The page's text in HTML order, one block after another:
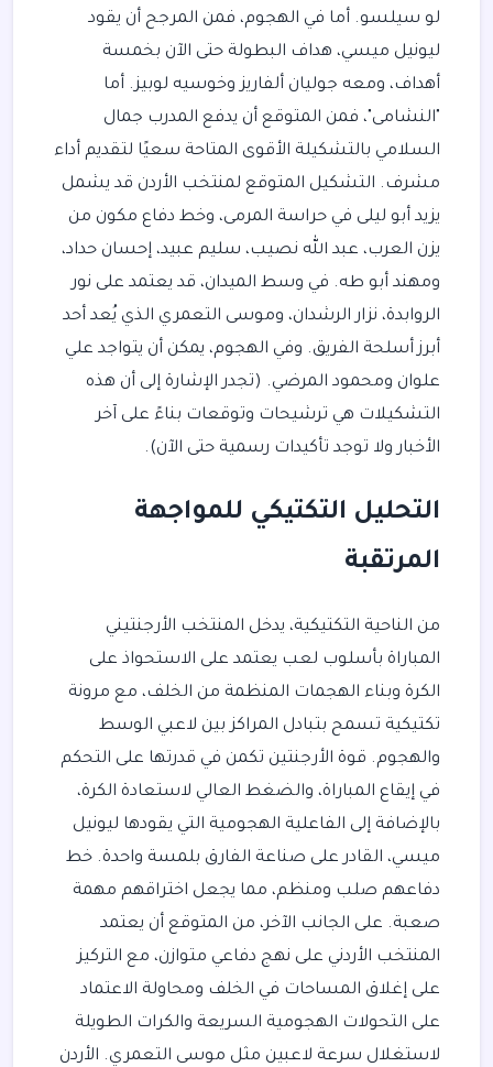
لو سيلسو. أما في الهجوم، فمن المرجح أن يقود
ليونيل ميسي، هداف البطولة حتى الآن بخمسة
أهداف، ومعه جوليان ألفاريز وخوسيه لوبيز. أما
"النشامى"، فمن المتوقع أن يدفع المدرب جمال
السلامي بالتشكيلة الأقوى المتاحة سعيًا لتقديم أداء
مشرف. التشكيل المتوقع لمنتخب الأردن قد يشمل
يزيد أبو ليلى في حراسة المرمى، وخط دفاع مكون من
يزن العرب، عبد الله نصيب، سليم عبيد، إحسان حداد،
ومهند أبو طه. في وسط الميدان، قد يعتمد على نور
الروابدة، نزار الرشدان، وموسى التعمري الذي يُعد أحد
أبرز أسلحة الفريق. وفي الهجوم، يمكن أن يتواجد علي
علوان ومحمود المرضي. (تجدر الإشارة إلى أن هذه
التشكيلات هي ترشيحات وتوقعات بناءً على آخر
الأخبار ولا توجد تأكيدات رسمية حتى الآن).
التحليل التكتيكي للمواجهة
المرتقبة
من الناحية التكتيكية، يدخل المنتخب الأرجنتيني
المباراة بأسلوب لعب يعتمد على الاستحواذ على
الكرة وبناء الهجمات المنظمة من الخلف، مع مرونة
تكتيكية تسمح بتبادل المراكز بين لاعبي الوسط
والهجوم. قوة الأرجنتين تكمن في قدرتها على التحكم
في إيقاع المباراة، والضغط العالي لاستعادة الكرة،
بالإضافة إلى الفاعلية الهجومية التي يقودها ليونيل
ميسي، القادر على صناعة الفارق بلمسة واحدة. خط
دفاعهم صلب ومنظم، مما يجعل اختراقهم مهمة
صعبة. على الجانب الآخر، من المتوقع أن يعتمد
المنتخب الأردني على نهج دفاعي متوازن، مع التركيز
على إغلاق المساحات في الخلف ومحاولة الاعتماد
على التحولات الهجومية السريعة والكرات الطويلة
لاستغلال سرعة لاعبين مثل موسى التعمري. الأردن